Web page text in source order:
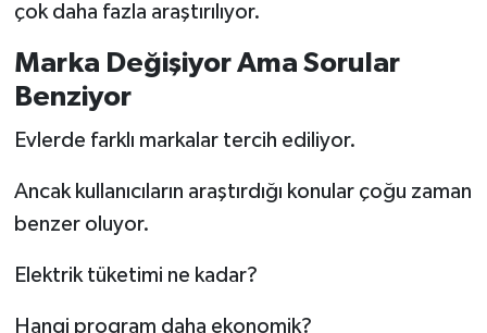
çok daha fazla araştırılıyor.
Marka Değişiyor Ama Sorular
Benziyor
Evlerde farklı markalar tercih ediliyor.
Ancak kullanıcıların araştırdığı konular çoğu zaman
benzer oluyor.
Elektrik tüketimi ne kadar?
Hangi program daha ekonomik?